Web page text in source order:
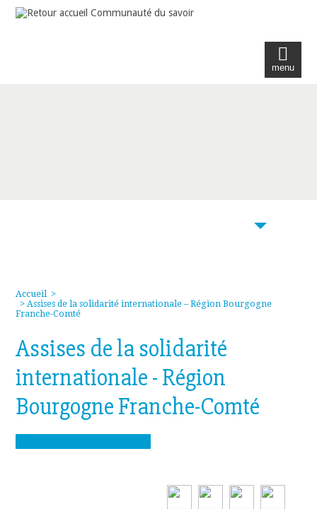
menu
Accueil>
> Assises de la solidarité internationale – Région Bourgogne
Franche-Comté
Assises de la solidarité
internationale - Région
Bourgogne Franche-Comté